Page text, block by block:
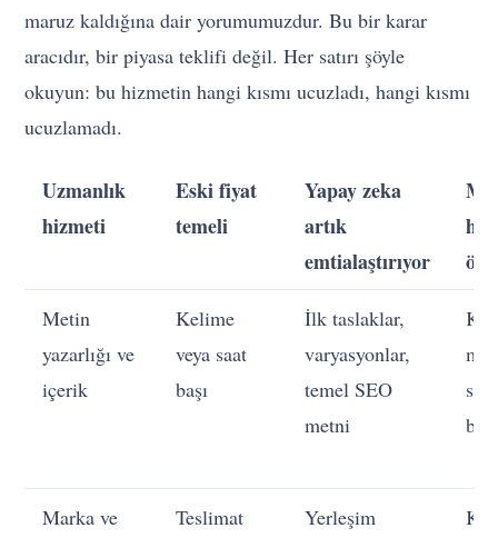
maruz kaldığına dair yorumumuzdur. Bu bir karar
aracıdır, bir piyasa teklifi değil. Her satırı şöyle
okuyun: bu hizmetin hangi kısmı ucuzladı, hangi kısmı
ucuzlamadı.
Uzmanlık
hizmeti
Eski fiyat
temeli
Yapay zeka
artık
emtialaştırıyor
Metin
yazarlığı ve
içerik
Kelime
veya saat
başı
İlk taslaklar,
varyasyonlar,
temel SEO
metni
Marka ve
Teslimat
Yerleşim